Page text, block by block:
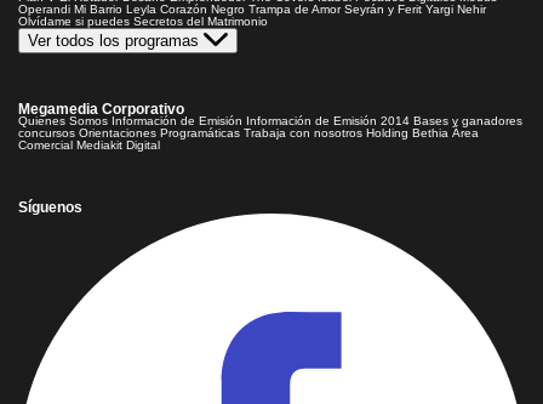
Operandi Mi Barrio Leyla Corazón Negro Trampa de Amor Seyrán y Ferit Yargi Nehir
Olvídame si puedes Secretos del Matrimonio
Ver todos los programas
Megamedia Corporativo
Quienes Somos Información de Emisión Información de Emisión 2014 Bases y ganadores
concursos Orientaciones Programáticas Trabaja con nosotros Holding Bethia Área
Comercial Mediakit Digital
Síguenos